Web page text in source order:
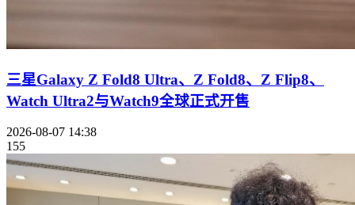
三星Galaxy Z Fold8 Ultra、Z Fold8、Z Flip8、
Watch Ultra2与Watch9全球正式开售
2026-08-07 14:38
155